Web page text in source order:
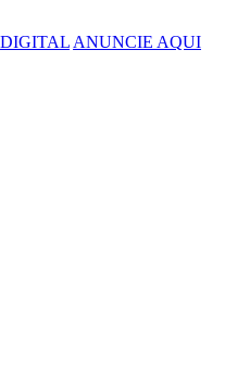
DIGITAL ANUNCIE AQUI